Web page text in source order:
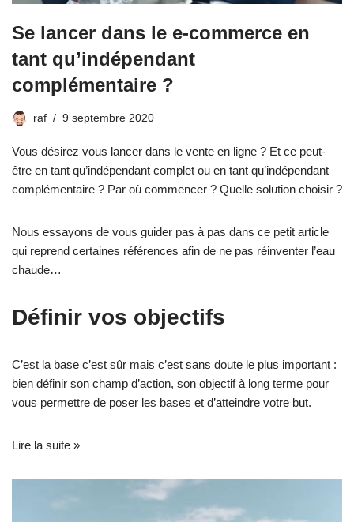
Se lancer dans le e-commerce en
tant qu’indépendant
complémentaire ?
raf 9 septembre 2020
Vous désirez vous lancer dans le vente en ligne ? Et ce peut-
être en tant qu’indépendant complet ou en tant qu’indépendant
complémentaire ? Par où commencer ? Quelle solution choisir ?
Nous essayons de vous guider pas à pas dans ce petit article
qui reprend certaines références afin de ne pas réinventer l’eau
chaude…
Définir vos objectifs
C’est la base c’est sûr mais c’est sans doute le plus important :
bien définir son champ d’action, son objectif à long terme pour
vous permettre de poser les bases et d’atteindre votre but.
Lire la suite »